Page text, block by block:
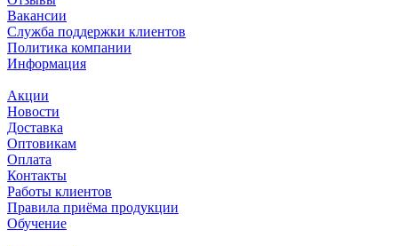
Вакансии
Служба поддержки клиентов
Политика компании
Информация
Акции
Новости
Доставка
Оптовикам
Оплата
Контакты
Работы клиентов
Правила приёма продукции
Обучение